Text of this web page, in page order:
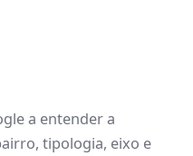
a entender a
tipologia, eixo e